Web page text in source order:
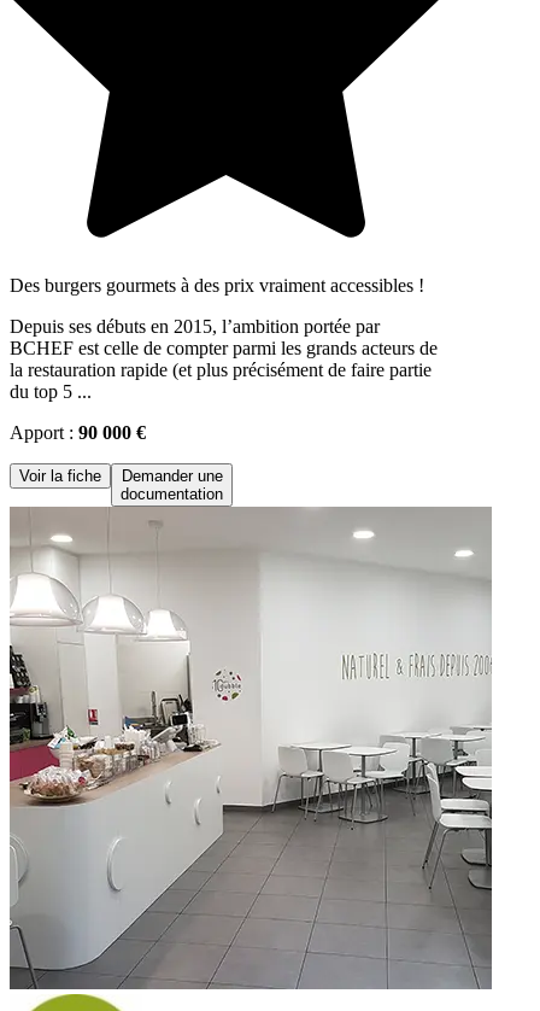
Des burgers gourmets à des prix vraiment accessibles !
Depuis ses débuts en 2015, l’ambition portée par
BCHEF est celle de compter parmi les grands acteurs de
la restauration rapide (et plus précisément de faire partie
du top 5 ...
Apport : 90 000 €
Voir la fiche
Demander une
documentation